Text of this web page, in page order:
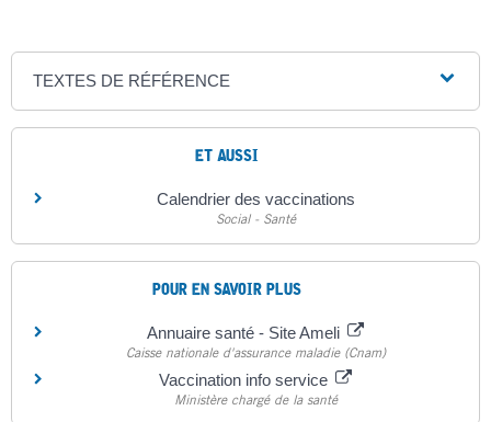
TEXTES DE RÉFÉRENCE
ET AUSSI
Calendrier des vaccinations
Social - Santé
POUR EN SAVOIR PLUS
Annuaire santé - Site Ameli
Caisse nationale d'assurance maladie (Cnam)
Vaccination info service
Ministère chargé de la santé